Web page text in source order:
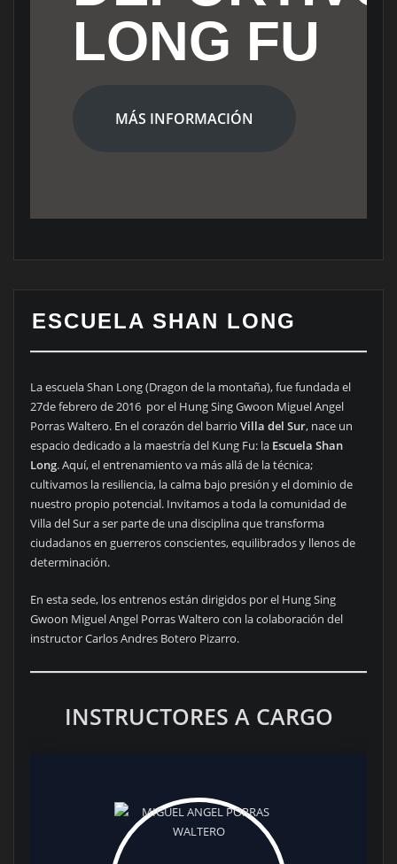
LONG FU
MÁS INFORMACIÓN
ESCUELA SHAN LONG
La escuela Shan Long (Dragon de la montaña), fue fundada el
27de febrero de 2016 por el Hung Sing Gwoon Miguel Angel
Porras Waltero. En el corazón del barrio Villa del Sur, nace un
espacio dedicado a la maestría del Kung Fu: la Escuela Shan
Long. Aquí, el entrenamiento va más allá de la técnica;
cultivamos la resiliencia, la calma bajo presión y el dominio de
nuestro propio potencial. Invitamos a toda la comunidad de
Villa del Sur a ser parte de una disciplina que transforma
ciudadanos en guerreros conscientes, equilibrados y llenos de
determinación.
En esta sede, los entrenos están dirigidos por el Hung Sing
Gwoon Miguel Angel Porras Waltero con la colaboración del
instructor Carlos Andres Botero Pizarro.
INSTRUCTORES A CARGO